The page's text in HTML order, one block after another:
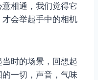
相通，我们觉得它
会举起手中的相机
时的场景，回想起
一切，声音，气味